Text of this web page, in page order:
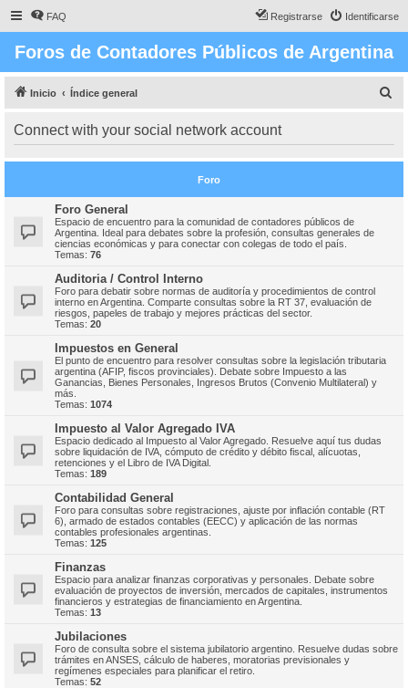
FAQ Identificarse
Registrarse
Foros de Contadores Públicos de Argentina
Inicio Índice general
Connect with your social network account
Foro
Foro General
Espacio de encuentro para la comunidad de contadores públicos de
Argentina. Ideal para debates sobre la profesión, consultas generales de
ciencias económicas y para conectar con colegas de todo el país.
Temas: 76
Auditoria / Control Interno
Foro para debatir sobre normas de auditoría y procedimientos de control
interno en Argentina. Comparte consultas sobre la RT 37, evaluación de
riesgos, papeles de trabajo y mejores prácticas del sector.
Temas: 20
Impuestos en General
El punto de encuentro para resolver consultas sobre la legislación tributaria
argentina (AFIP, fiscos provinciales). Debate sobre Impuesto a las
Ganancias, Bienes Personales, Ingresos Brutos (Convenio Multilateral) y
más.
Temas: 1074
Impuesto al Valor Agregado IVA
Espacio dedicado al Impuesto al Valor Agregado. Resuelve aquí tus dudas
sobre liquidación de IVA, cómputo de crédito y débito fiscal, alícuotas,
retenciones y el Libro de IVA Digital.
Temas: 189
Contabilidad General
Foro para consultas sobre registraciones, ajuste por inflación contable (RT
6), armado de estados contables (EECC) y aplicación de las normas
contables profesionales argentinas.
Temas: 125
Finanzas
Espacio para analizar finanzas corporativas y personales. Debate sobre
evaluación de proyectos de inversión, mercados de capitales, instrumentos
financieros y estrategias de financiamiento en Argentina.
Temas: 13
Jubilaciones
Foro de consulta sobre el sistema jubilatorio argentino. Resuelve dudas sobre
trámites en ANSES, cálculo de haberes, moratorias previsionales y
regímenes especiales para planificar el retiro.
Temas: 52